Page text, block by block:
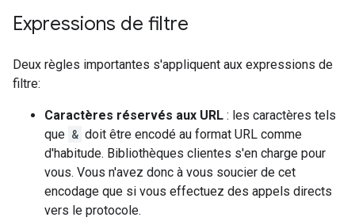
Expressions de filtre
Deux règles importantes s'appliquent aux expressions de
filtre:
Caractères réservés aux URL : les caractères tels
que & doit être encodé au format URL comme
d'habitude. Bibliothèques clientes s'en charge pour
vous. Vous n'avez donc à vous soucier de cet
encodage que si vous effectuez des appels directs
vers le protocole.